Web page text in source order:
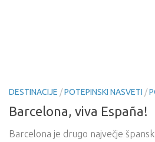
DESTINACIJE /POTEPINSKI NASVETI /
Barcelona, viva España!
Barcelona je drugo največje